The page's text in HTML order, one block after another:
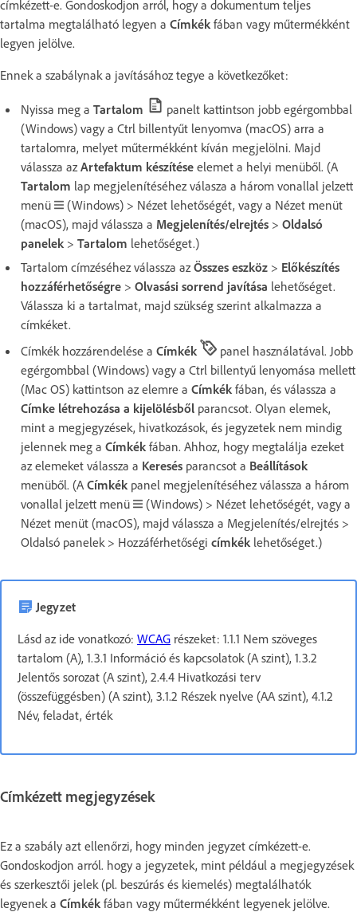
címkézett-e. Gondoskodjon arról, hogy a dokumentum teljes
tartalma megtalálható legyen a Címkék fában vagy műtermékként
legyen jelölve.
Ennek a szabálynak a javításához tegye a következőket:
Nyissa meg a Tartalom
panelt kattintson jobb egérgombbal
(Windows) vagy a Ctrl billentyűt lenyomva (macOS) arra a
tartalomra, melyet műtermékként kíván megjelölni. Majd
válassza azArtefaktum készítése elemet a helyi menüből. (A
Tartalom lap megjelenítéséhez válasza a három vonallal jelzett
menü
(Windows) > Nézet lehetőségét, vagy a Nézet menüt
(macOS), majd válassza a Megjelenítés/elrejtés > Oldalsó
panelek > Tartalom lehetőséget.)
Tartalom címzéséhez válassza azÖsszes eszköz > Előkészítés
hozzáférhetőségre > Olvasási sorrend javítása lehetőséget.
Válassza ki a tartalmat, majd szükség szerint alkalmazza a
címkéket.
Címkék hozzárendelése a Címkék
panel használatával. Jobb
egérgombbal (Windows) vagy a Ctrl billentyű lenyomása mellett
(Mac OS) kattintson az elemre a Címkék fában, és válassza a
Címke létrehozása a kijelölésből parancsot. Olyan elemek,
mint a megjegyzések, hivatkozások, és jegyzetek nem mindig
jelennek meg a Címkék fában. Ahhoz, hogy megtalálja ezeket
az elemeket válassza a Keresés parancsot a Beállítások
menüből. (A Címkék panel megjelenítéséhez válassza a három
vonallal jelzett menü
(Windows) > Nézet lehetőségét, vagy a
Nézet menüt (macOS), majd válassza a Megjelenítés/elrejtés >
Oldalsó panelek > Hozzáférhetőségi címkék lehetőséget.)
Jegyzet
Lásd az ide vonatkozó: WCAG részeket: 1.1.1 Nem szöveges
tartalom (A), 1.3.1 Információ és kapcsolatok (A szint), 1.3.2
Jelentős sorozat (A szint), 2.4.4 Hivatkozási terv
(összefüggésben) (A szint), 3.1.2 Részek nyelve (AA szint), 4.1.2
Név, feladat, érték
Címkézett megjegyzések
Ez a szabály azt ellenőrzi, hogy minden jegyzet címkézett-e.
Gondoskodjon arról. hogy a jegyzetek, mint például a megjegyzések
és szerkesztői jelek (pl. beszúrás és kiemelés) megtalálhatók
legyenek a Címkék fában vagy műtermékként legyenek jelölve.